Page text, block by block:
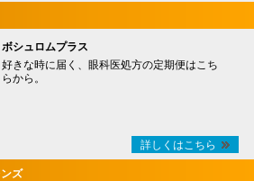
ボシュロムプラス
好きな時に届く、眼科医処方の定期便はこち
らから。
詳しくはこちら
ズ